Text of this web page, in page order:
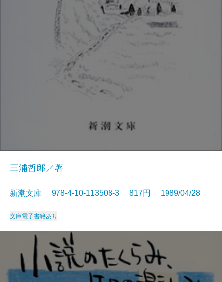
三浦哲郎／著
新潮文庫 978-4-10-113508-3 817円 1989/04/28
文庫電子書籍あり